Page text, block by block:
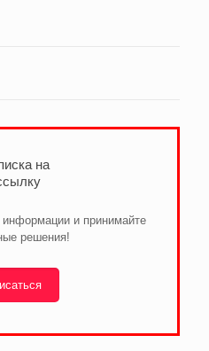
на
информации и принимайте
решения!